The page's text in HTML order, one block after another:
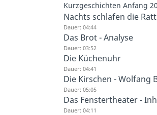
Kurzgeschichten Anfang
Nachts schlafen die
Dauer: 04:44
Das Brot - Analyse
Dauer: 03:52
Die Küchenuhr
Dauer: 04:41
Die Kirschen - Wolfang
Dauer: 05:05
Das Fenstertheater -
Dauer: 04:11